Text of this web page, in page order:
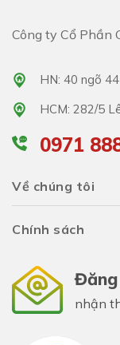
Công ty Cổ Phần
HN: 40 ngõ
HCM: 282/5
0971
Về chúng tôi
Chính sách
nhận